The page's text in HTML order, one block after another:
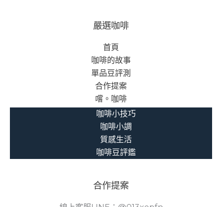
嚴選咖啡
首頁
咖啡的故事
單品豆評測
合作提案
嚐。咖啡
咖啡小技巧
咖啡小調
質感生活
咖啡豆評鑑
合作提案